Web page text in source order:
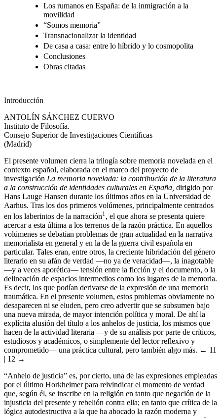
Los rumanos en España: de la inmigración a la
movilidad
“Somos memoria”
Transnacionalizar la identidad
De casa a casa: entre lo híbrido y lo cosmopolita
Conclusiones
Obras citadas
Introducción
ANTOLÍN SÁNCHEZ CUERVO
Instituto de Filosofía.
Consejo Superior de Investigaciones Científicas
(Madrid)
El presente volumen cierra la trilogía sobre memoria novelada en el
contexto español, elaborada en el marco del proyecto de
investigación La memoria novelada: la contribución de la literatura
a la construcción de identidades culturales en España, dirigido por
Hans Lauge Hansen durante los últimos años en la Universidad de
Aarhus. Tras los dos primeros volúmenes, principalmente centrados
en los laberintos de la narración1 , el que ahora se presenta quiere
acercar a esta última a los terrenos de la razón práctica. En aquellos
volúmenes se debatían problemas de gran actualidad en la narrativa
memorialista en general y en la de la guerra civil española en
particular. Tales eran, entre otros, la creciente hibridación del género
literario en su afán de verdad —no ya de veracidad—, la inagotable
—y a veces aporética— tensión entre la ficción y el documento, o la
delineación de espacios intermedios como los lugares de la memoria.
Es decir, los que podían derivarse de la expresión de una memoria
traumática. En el presente volumen, estos problemas obviamente no
desaparecen ni se eluden, pero creo advertir que se subsumen bajo
una nueva mirada, de mayor intención política y moral. De ahí la
explícita alusión del título a los anhelos de justicia, los mismos que
hacen de la actividad literaria —y de su análisis por parte de críticos,
estudiosos y académicos, o simplemente del lector reflexivo y
comprometido— una práctica cultural, pero también algo más. ← 11
| 12 →
“Anhelo de justicia” es, por cierto, una de las expresiones empleadas
por el último Horkheimer para reivindicar el momento de verdad
que, según él, se inscribe en la religión en tanto que negación de la
injusticia del presente y rebelión contra ella; en tanto que crítica de la
lógica autodestructiva a la que ha abocado la razón moderna y